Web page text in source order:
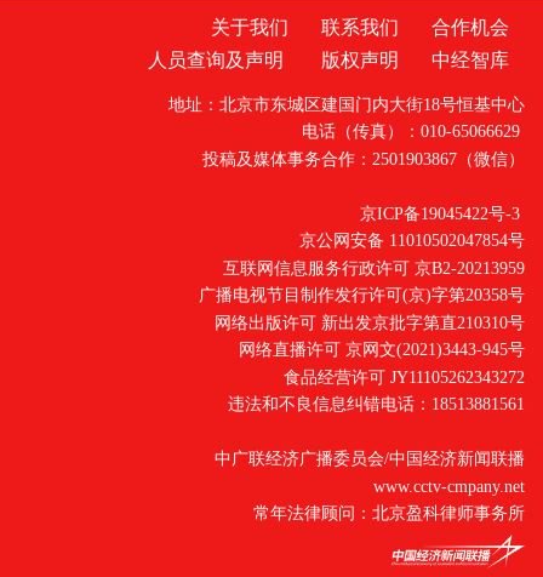
关于我们 联系我们
合作机会
人员查询及声明
版权声明 中经智库
地址：北京市东城区建国门内大街18号恒基中心
电话（传真）：010-65066629
投稿及媒体事务合作：2501903867（微信）
京ICP备19045422号-3
京公网安备 11010502047854号
互联网信息服务行政许可 京B2-20213959
广播电视节目制作发行许可(京)字第20358号
网络出版许可 新出发京批字第直210310号
网络直播许可 京网文(2021)3443-945号
食品经营许可 JY11105262343272
违法和不良信息纠错电话：18513881561
中广联经济广播委员会/中国经济新闻联播
www.cctv-cmpany.net
常年法律顾问：北京盈科律师事务所